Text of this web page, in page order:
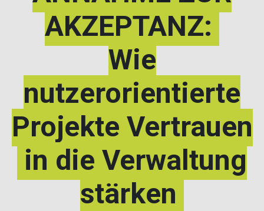
AKZEPTANZ:
Wie
nutzerorientierte
Projekte Vertrauen
in die Verwaltung
stärken